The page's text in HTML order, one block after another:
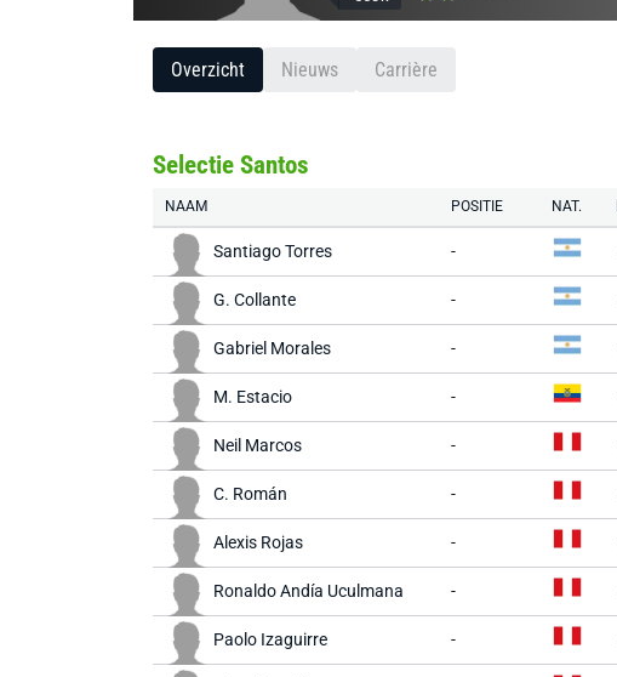
Overzicht Nieuws Carrière
Selectie Santos
NAAM POSITIE NAT.
Santiago Torres -
G. Collante -
Gabriel Morales -
M. Estacio -
Neil Marcos -
C. Román -
Alexis Rojas -
Ronaldo Andía Uculmana -
Paolo Izaguirre -